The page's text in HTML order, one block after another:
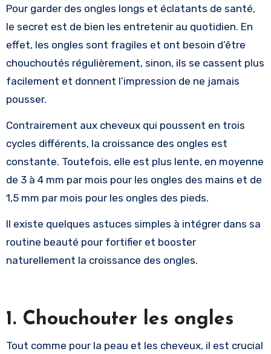
Pour garder des ongles longs et éclatants de santé,
le secret est de bien les entretenir au quotidien. En
effet, les ongles sont fragiles et ont besoin d’être
chouchoutés régulièrement, sinon, ils se cassent plus
facilement et donnent l’impression de ne jamais
pousser.
Contrairement aux cheveux qui poussent en trois
cycles différents, la croissance des ongles est
constante. Toutefois, elle est plus lente, en moyenne
de 3 à 4 mm par mois pour les ongles des mains et de
1,5 mm par mois pour les ongles des pieds.
Il existe quelques astuces simples à intégrer dans sa
routine beauté pour fortifier et booster
naturellement la croissance des ongles.
1. Chouchouter les ongles
Tout comme pour la peau et les cheveux, il est crucial